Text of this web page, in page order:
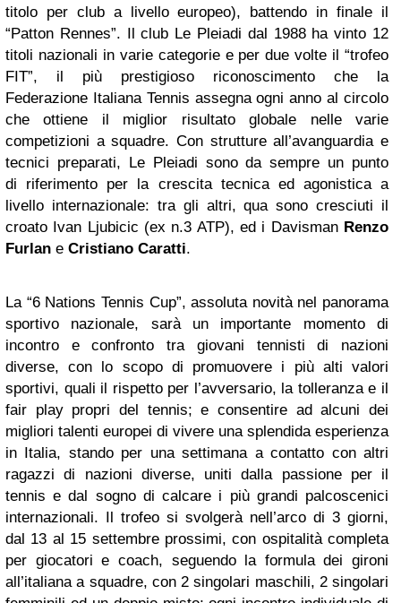
titolo per club a livello europeo), battendo in finale il
“Patton Rennes”. Il club Le Pleiadi dal 1988 ha vinto 12
titoli nazionali in varie categorie e per due volte il “trofeo
FIT”, il più prestigioso riconoscimento che la
Federazione Italiana Tennis assegna ogni anno al circolo
che ottiene il miglior risultato globale nelle varie
competizioni asquadre. Con strutture all’avanguardia e
tecnici preparati, Le Pleiadi sono da sempre un punto
di riferimento per la crescita tecnica ed agonistica a
livello internazionale: tra gli altri, qua sonocresciuti il
croato Ivan Ljubicic (ex n.3 ATP), ed i Davisman Renzo
Furlan e Cristiano Caratti.
La “6 Nations Tennis Cup”, assoluta novità nel panorama
sportivo nazionale, sarà un importante momento di
incontro e confronto tra giovani tennisti di nazioni
diverse, con lo scopo di promuovere i più alti valori
sportivi, quali il rispetto per l’avversario, la tolleranza e il
fair play propri del tennis; e consentire ad alcuni dei
migliori talenti europei di vivere una splendida esperienza
in Italia, stando per una settimana a contatto con altri
ragazzi di nazioni diverse, uniti dalla passione per il
tennis edal sogno di calcare i più grandi palcoscenici
internazionali. Il trofeo si svolgerà nell’arco di 3 giorni,
dal 13 al 15 settembre prossimi, con ospitalità completa
per giocatori e coach, seguendo la formula dei gironi
all’italiana a squadre, con 2 singolari maschili, 2 singolari